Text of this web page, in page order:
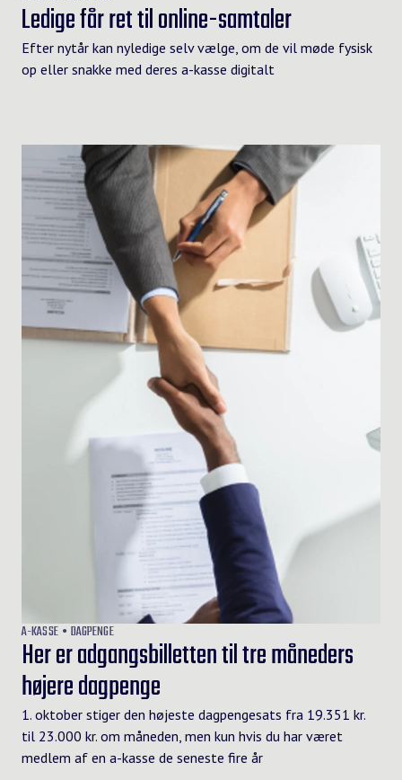
Ledige får ret til online-samtaler
Efter nytår kan nyledige selv vælge, om de vil møde fysisk
op eller snakke med deres a-kasse digitalt
A-KASSE DAGPENGE
Her er adgangsbilletten til tre måneders
højere dagpenge
1. oktober stiger den højeste dagpengesats fra 19.351 kr.
til 23.000 kr. om måneden, men kun hvis du har været
medlem af en a-kasse de seneste fire år